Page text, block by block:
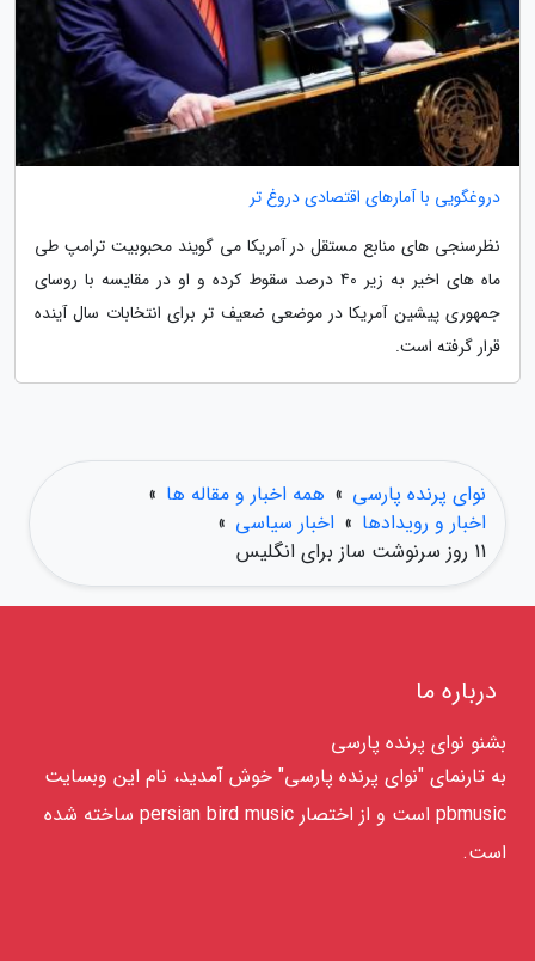
دروغگویی با آمارهای اقتصادی دروغ تر
نظرسنجی های منابع مستقل در آمریکا می گویند محبوبیت ترامپ طی
ماه های اخیر به زیر 40 درصد سقوط کرده و او در مقایسه با روسای
جمهوری پیشین آمریکا در موضعی ضعیف تر برای انتخابات سال آینده
قرار گرفته است.
نوای پرنده پارسی » همه اخبار و مقاله ها »
اخبار و رویدادها » اخبار سیاسی »
11 روز سرنوشت ساز برای انگلیس
درباره ما
بشنو نوای پرنده پارسی
به تارنمای "نوای پرنده پارسی" خوش آمدید، نام این وبسایت
pbmusic است و از اختصار persian bird music ساخته شده
است.